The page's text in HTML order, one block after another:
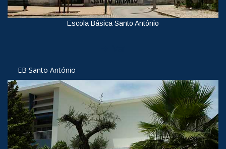
Escola Básica Santo António
EB Santo António